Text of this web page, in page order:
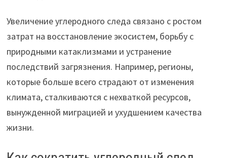
Увеличение углеродного следа связано с ростом
затрат на восстановление экосистем, борьбу с
природными катаклизмами и устранение
последствий загрязнения. Например, регионы,
которые больше всего страдают от изменения
климата, сталкиваются с нехваткой ресурсов,
вынужденной миграцией и ухудшением качества
жизни.